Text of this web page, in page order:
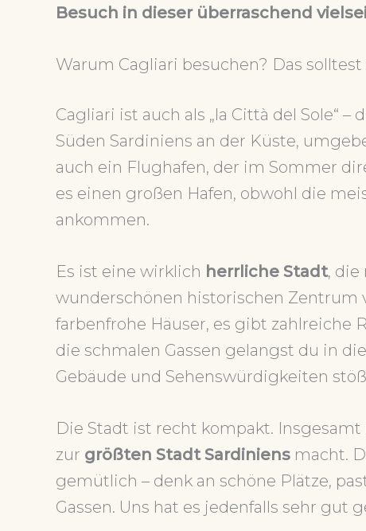
Besuch in dieser überraschend
Warum Cagliari besuchen? Das
Cagliari ist auch als „la Città del Sole“
Süden Sardiniens an der Küste,
auch ein Flughafen, der im Sommer
es einen großen Hafen, obwohl die
ankommen.
Es ist eine wirklich herrliche Stadt, die
wunderschönen historischen Zentrum
farbenfrohe Häuser, es gibt zahlreiche
die schmalen Gassen gelangst du in
Gebäude und Sehenswürdigkeiten
Die Stadt ist recht kompakt. Insgesamt
zur größten Stadt Sardiniens macht.
gemütlich – denk an schöne Plätze,
Gassen. Uns hat es jedenfalls sehr gut